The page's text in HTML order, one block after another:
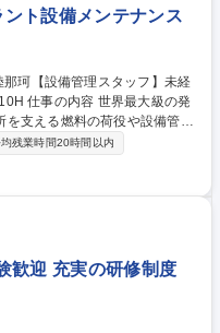
ト設備メンテナンス
の発
を支える燃料の荷役や設備管理
め、未経験でも安心してイン
料
検、定期点検、保守管理業務■
関わる付帯業務 【入社後】入
社員によるOJTで丁寧に指導
那珂【設
家賃補助有/月残業10H
均残業時間20時間以内
歓迎 充実の研修制度